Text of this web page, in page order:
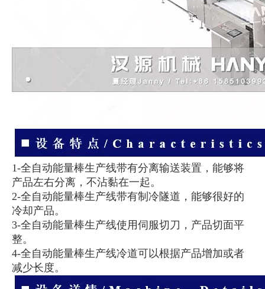
1-全自动能量棒生产线带有分离输送装置，能够将
产品左右分离，不沾黏在一起。
2-全自动能量棒生产线带有制冷隧道，能够很好的
冷却产品。
3-全自动能量棒生产线使用伺服切刀，产品切面平
整。
4-全自动能量棒生产线冷道可以根据产品增加或者
减少长度。